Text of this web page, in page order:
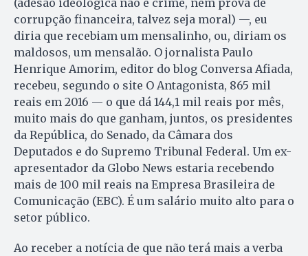
(adesão ideológica não é crime, nem prova de
corrupção financeira, talvez seja moral) —, eu
diria que recebiam um mensalinho, ou, diriam os
maldosos, um mensalão. O jornalista Paulo
Henrique Amorim, editor do blog Conversa Afiada,
recebeu, segundo o site O Antagonista, 865 mil
reais em 2016 — o que dá 144,1 mil reais por mês,
muito mais do que ganham, juntos, os presidentes
da República, do Senado, da Câmara dos
Deputados e do Supremo Tribunal Federal. Um ex-
apresentador da Globo News estaria recebendo
mais de 100 mil reais na Empresa Brasileira de
Comunicação (EBC). É um salário muito alto para o
setor público.
Ao receber a notícia de que não terá mais a verba